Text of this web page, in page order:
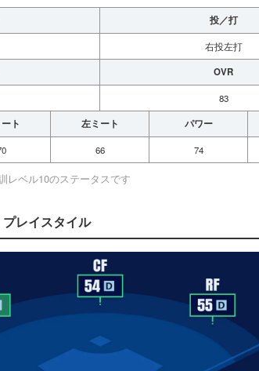
投／打
右投左打
OVR
83
ト 左ミート パワー
66 74
レベル10のステータスです
レイスタイル